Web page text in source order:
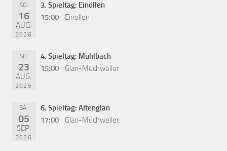
SO.
16
AUG.
2026
3. Spieltag: Einöllen
15:00
Einöllen
SO.
23
AUG.
2026
4. Spieltag: Mühlbach
15:00
Glan-Müchweiler
SA.
05
SEP.
2026
6. Spieltag: Altenglan
17:00
Glan-Müchweiler